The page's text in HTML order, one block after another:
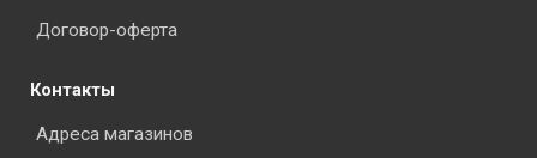
Договор-оферта
Контакты
Адреса магазинов